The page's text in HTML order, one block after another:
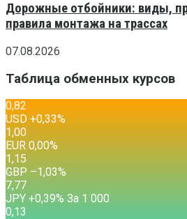
Дорожные отбойники: виды,
правила монтажа на трассах
07.08.2026
Таблица обменных курсов
0,82
USD +0,33%
1,00
EUR 0,00%
1,15
GBP –1,03%
7,77
JPY +0,39% За 1 000
0,13